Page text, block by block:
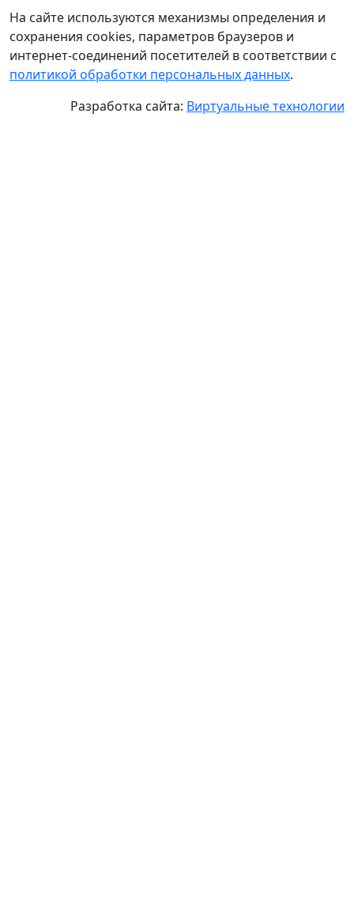
На сайте используются механизмы определения и
сохранения cookies, параметров браузеров и
интернет-соединений посетителей в соответствии с
политикой обработки персональных данных.
Разработка сайта: Виртуальные технологии